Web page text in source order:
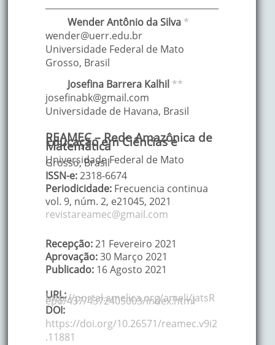
Wender Antônio da Silva *
wender@uerr.edu.br
Universidade Federal de Mato
Grosso, Brasil
Josefina Barrera Kalhil **
josefinabk@gmail.com
Universidade de Havana, Brasil
REAMEC – Rede Amazônica de
Educação em Ciências e
Matemática
Universidade Federal de Mato
Grosso, Brasil
ISSN-e:2318-6674
Periodicidade: Frecuencia continua
vol. 9, núm. 2, e21045, 2021
revistareamec@gmail.com
Recepção:21 Fevereiro 2021
Aprovação:30 Março 2021
Publicado: 16 Agosto 2021
URL:
http://portal.amelica.org/ameli/jatsR
epo/437/4372405003/index.html
DOI:
https://doi.org/10.26571/reamec.v9i2
.11881